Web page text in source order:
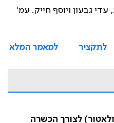
עדי גבעון ויוסף חייק. עמ'
לתקציר
למאמר המלא
לצורך הכשרה